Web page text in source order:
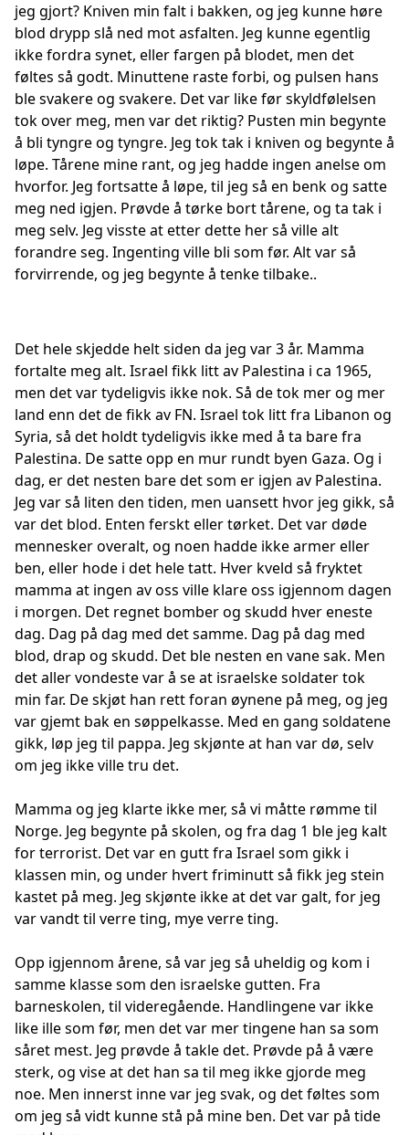
jeg gjort? Kniven min falt i bakken, og jeg kunne høre
blod drypp slå ned mot asfalten. Jeg kunne egentlig
ikke fordra synet, eller fargen på blodet, men det
føltes så godt. Minuttene raste forbi, og pulsen hans
ble svakere og svakere. Det var like før skyldfølelsen
tok over meg, men var det riktig? Pusten min begynte
å bli tyngre og tyngre. Jeg tok tak i kniven og begynte å
løpe. Tårene mine rant, og jeg hadde ingen anelse om
hvorfor. Jeg fortsatte å løpe, til jeg så en benk og satte
meg ned igjen. Prøvde å tørke bort tårene, og ta tak i
meg selv. Jeg visste at etter dette her så ville alt
forandre seg. Ingenting ville bli som før. Alt var så
forvirrende, og jeg begynte å tenke tilbake..
Det hele skjedde helt siden da jeg var 3 år. Mamma
fortalte meg alt. Israel fikk litt av Palestina i ca 1965,
men det var tydeligvis ikke nok. Så de tok mer og mer
land enn det de fikk av FN. Israel tok litt fra Libanon og
Syria, så det holdt tydeligvis ikke med å ta bare fra
Palestina. De satte opp en mur rundt byen Gaza. Og i
dag, er det nesten bare det som er igjen av Palestina.
Jeg var så liten den tiden, men uansett hvor jeg gikk, så
var det blod. Enten ferskt eller tørket. Det var døde
mennesker overalt, og noen hadde ikke armer eller
ben, eller hode i det hele tatt. Hver kveld så fryktet
mamma at ingen av oss ville klare oss igjennom dagen
i morgen. Det regnet bomber og skudd hver eneste
dag. Dag på dag med det samme. Dag på dag med
blod, drap og skudd. Det ble nesten en vane sak. Men
det aller vondeste var å se at israelske soldater tok
min far. De skjøt han rett foran øynene på meg, og jeg
var gjemt bak en søppelkasse. Med en gang soldatene
gikk, løp jeg til pappa. Jeg skjønte at han var dø, selv
om jeg ikke ville tru det.
Mamma og jeg klarte ikke mer, så vi måtte rømme til
Norge. Jeg begynte på skolen, og fra dag 1 ble jeg kalt
for terrorist. Det var en gutt fra Israel som gikk i
klassen min, og under hvert friminutt så fikk jeg stein
kastet på meg. Jeg skjønte ikke at det var galt, for jeg
var vandt til verre ting, mye verre ting.
Opp igjennom årene, så var jeg så uheldig og kom i
samme klasse som den israelske gutten. Fra
barneskolen, til videregående. Handlingene var ikke
like ille som før, men det var mer tingene han sa som
såret mest. Jeg prøvde å takle det. Prøvde på å være
sterk, og vise at det han sa til meg ikke gjorde meg
noe. Men innerst inne var jeg svak, og det føltes som
om jeg så vidt kunne stå på mine ben. Det var på tide